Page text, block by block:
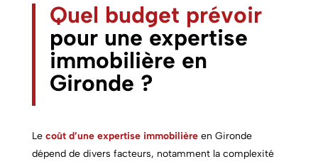
Quel budget prévoir
pour une expertise
immobilière en
Gironde ?
Le coût d’une expertise immobilière en Gironde
dépend de divers facteurs, notamment la complexité